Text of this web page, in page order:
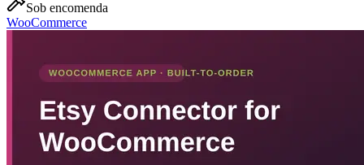
Sob encomenda
WooCommerce